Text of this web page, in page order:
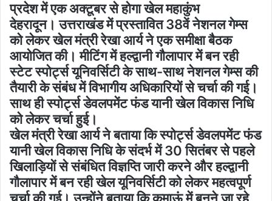
प्रदेश में एक अक्टूबर से होगा खेल महाकुंभ
देहरादून। उत्तराखंड में प्रस्तावित 38वें नेशनल गेम्स
को लेकर खेल मंत्री रेखा आर्य ने एक समीक्षा बैठक
आयोजित की। मीटिंग में हल्द्वानी गौलापार में बन रही
स्टेट स्पोर्ट्स यूनिवर्सिटी के साथ-साथ नेशनल गेम्स की
तैयारी के संबंध में विभागीय अधिकारियों से चर्चा की गई।
साथ ही स्पोर्ट्स डेवलपमेंट फंड यानी खेल विकास निधि
को लेकर चर्चा हुई।
खेल मंत्री रेखा आर्य ने बताया कि स्पोर्ट्स डेवलपमेंट फंड
यानी खेल विकास निधि के संदर्भ में 30 सितंबर से पहले
खिलाड़ियों से संबंधित विज्ञप्ति जारी करने और हल्द्वानी
गौलापार में बन रही खेल यूनिवर्सिटी को लेकर महत्वपूर्ण